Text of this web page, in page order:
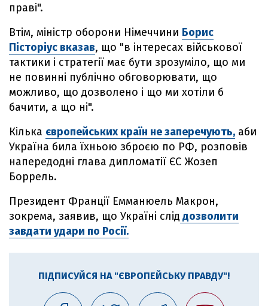
праві".
Втім, міністр оборони Німеччини Борис
Пісторіус вказав, що "в інтересах військової
тактики і стратегії має бути зрозуміло, що ми
не повинні публічно обговорювати, що
можливо, що дозволено і що ми хотіли б
бачити, а що ні".
Кілька європейських країн не заперечують, аби
Україна била їхньою зброєю по РФ, розповів
напередодні глава дипломатії ЄС Жозеп
Боррель.
Президент Франції Емманюель Макрон,
зокрема, заявив, що Україні слід дозволити
завдати удари по Росії.
ПІДПИСУЙСЯ НА "ЄВРОПЕЙСЬКУ ПРАВДУ"!